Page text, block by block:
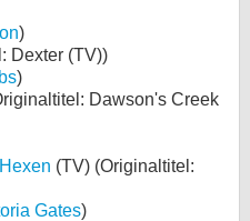
)
Dexter (TV))
)
Dawson's Creek
(TV) (Originaltitel:
Gates)